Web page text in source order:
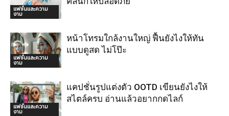
แฟชั่นและความ
งาม
แฟชั่นและความ
งาม
หน้าโทรมใกล้งานใหญ่ ฟื้นยังไงให้ทัน
แบบดูสด ไม่โป๊ะ
แฟชั่นและความ
งาม
แคปชั่นรูปแต่งตัว OOTD เขียนยังไงให้
สไตล์ครบ อ่านแล้วอยากกดไลก์